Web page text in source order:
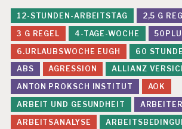
U
C
H
U
N
G
E
N
G
K
12-STUNDEN-ARBEITSTAG
2,5 G
3 G REGEL
4-TAGE-WOCHE
6.URLAUBSWOCHE EUGH
60
ABS
AGRESSION
ALLIANZ
ANTON PROKSCH INSTITUT
AOK
ARBEIT UND GESUNDHEIT
ARBEITSANALYSE